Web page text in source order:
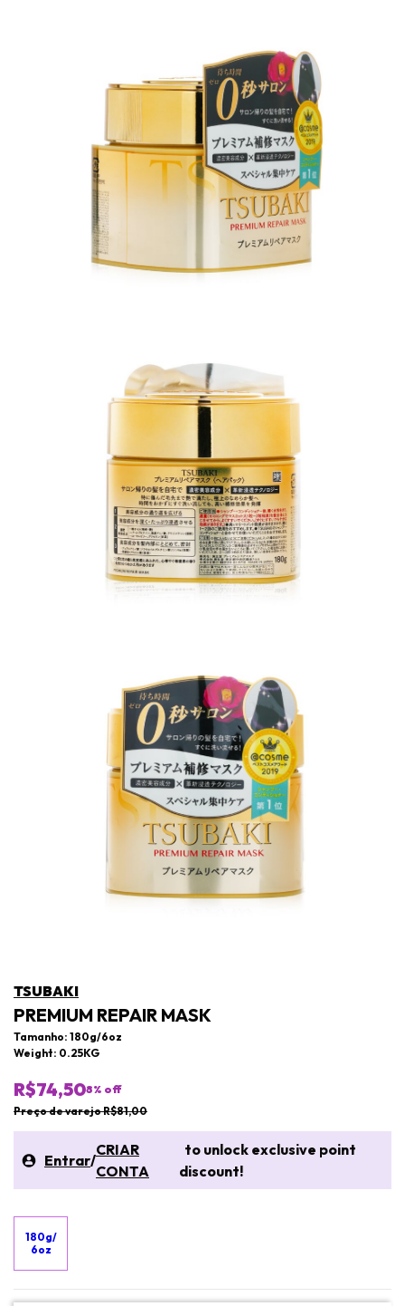
TSUBAKI
PREMIUM REPAIR MASK
Tamanho: 180g/6oz
Weight: 0.25KG
R$74,508% off
Preço de varejo R$81,00
Entrar/
CRIAR
CONTA
to unlock exclusive point
discount!
180g/
6oz